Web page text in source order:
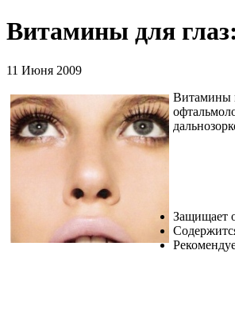
Витамины для
11 Июня 2009
Витамины
Защищает